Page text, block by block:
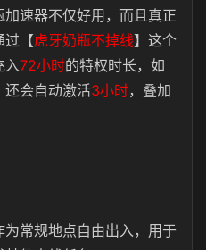
速器不仅好用，而且真正
过【虎牙奶瓶不掉线】这个
入72小时的特权时长，如
还会自动激活3小时，叠加
常规地点自由出入，用于